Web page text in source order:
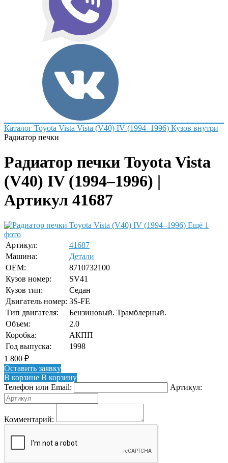
Каталог Toyota Vista Vista (V40) IV (1994–1996) Кузов внутри
Радиатор печки
Радиатор печки Toyota Vista
(V40) IV (1994–1996) |
Артикул 41687
Ещё 1
фото
Артикул:
41687
Машина:
Детали
OEM:
8710732100
Кузов номер:
SV41
Кузов тип:
Седан
Двигатель номер: 3S-FE
Тип двигателя:
Бензиновый. Трамблерный.
Объем:
2.0
Коробка:
АКПП
Год выпуска:
1998
1 800 ₽
Оставить заявку
В корзине В корзину
Телефон или Email:
Артикул:
Комментарий: